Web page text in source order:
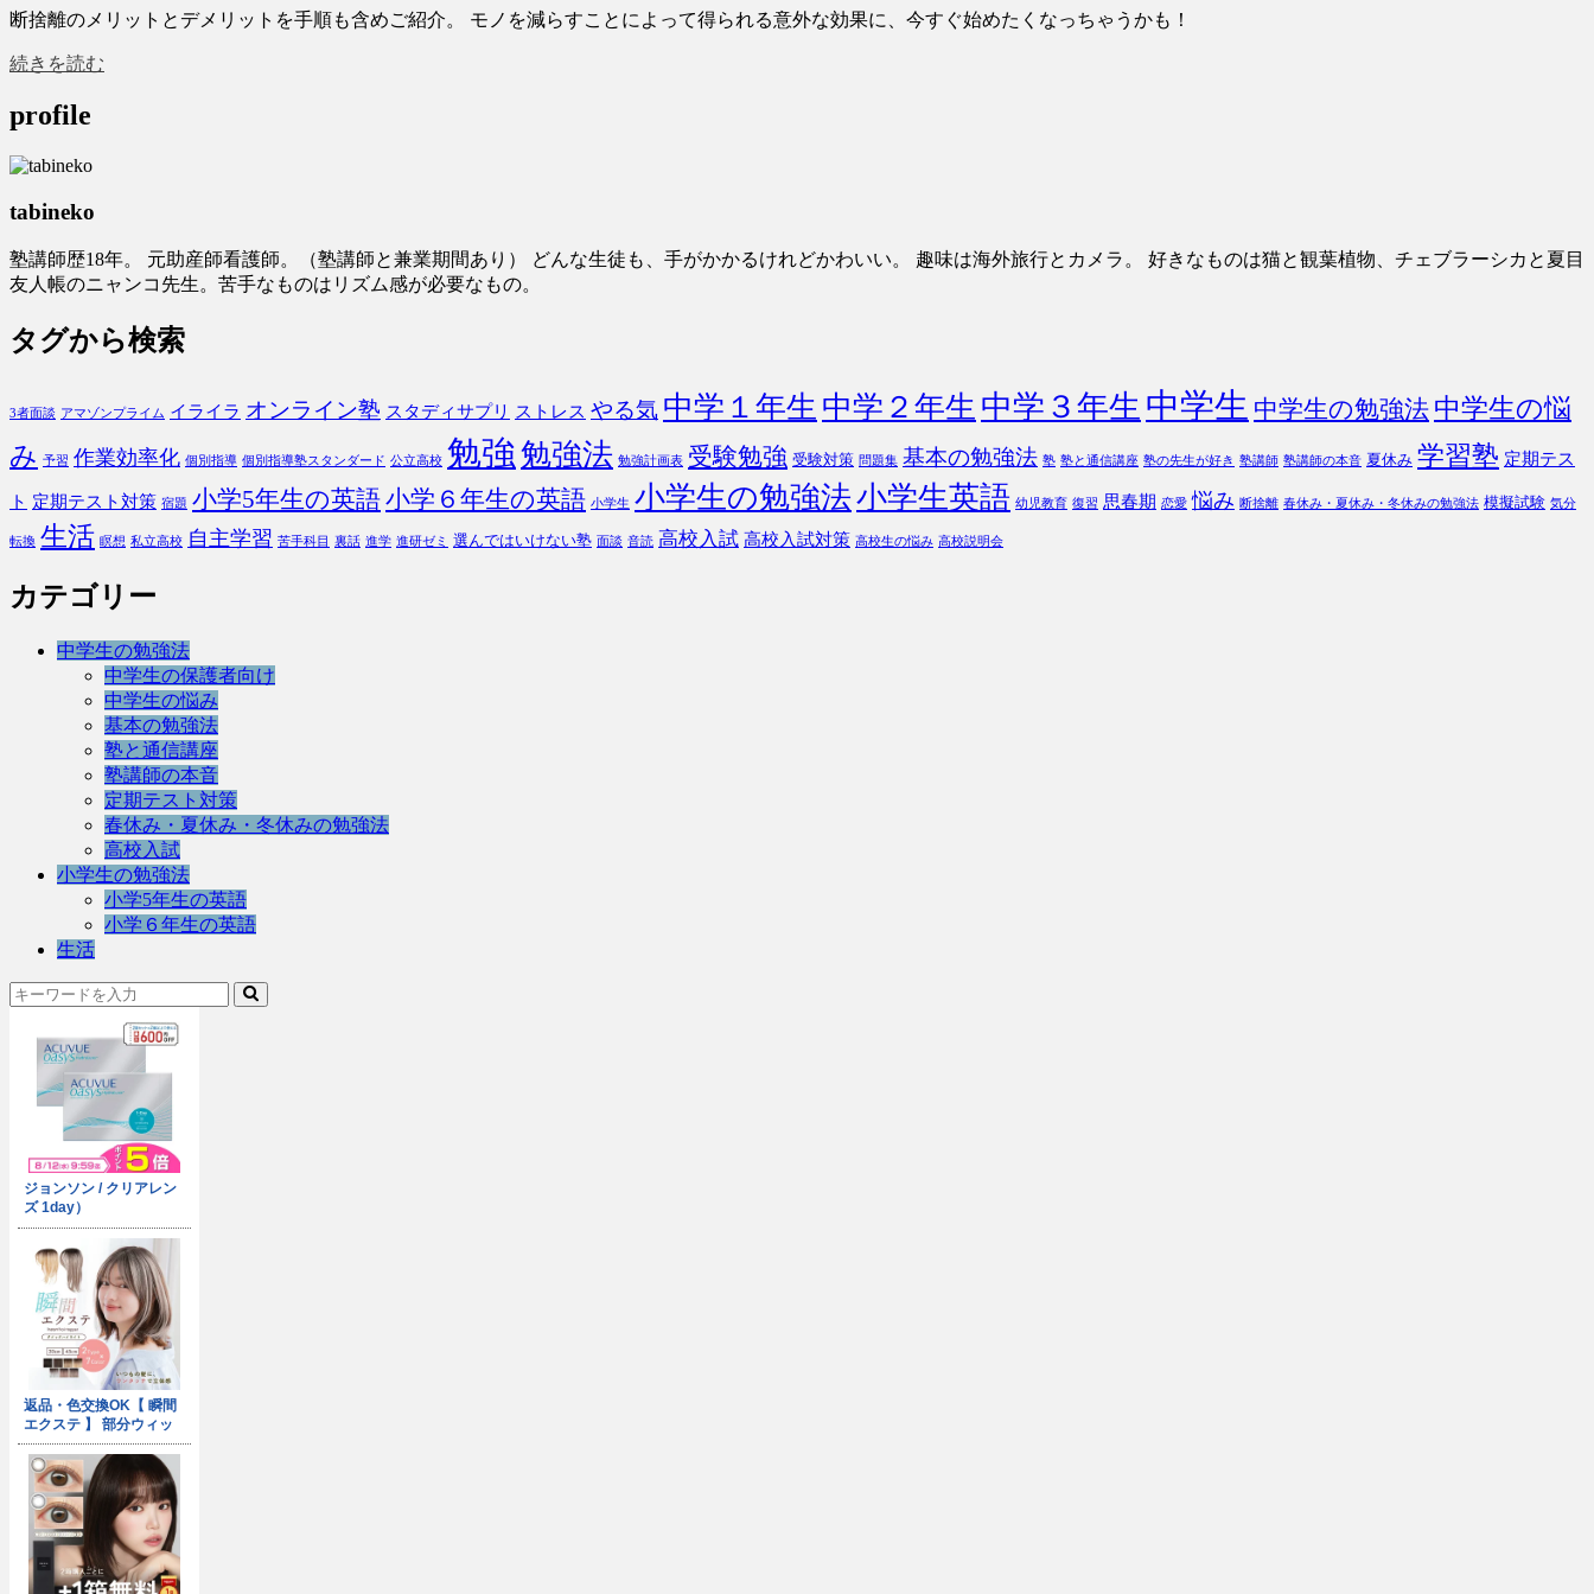
断捨離のメリットとデメリットを手順も含めご紹介。 モノを減らすことによって得られる意外な効果に、今すぐ始めたくなっちゃうかも！
続きを読む
profile
tabineko
塾講師歴18年。 元助産師看護師。（塾講師と兼業期間あり） どんな生徒も、手がかかるけれどかわいい。 趣味は海外旅行とカメラ。 好きなものは猫と観葉植物、チェブラーシカと夏目
友人帳のニャンコ先生。苦手なものはリズム感が必要なもの。
タグから検索
3者面談 アマゾンプライム イライラ オンライン塾 スタディサプリ ストレス やる気 中学１年生 中学２年生 中学３年生 中学生 中学生の勉強法 中学生の悩
み 予習 作業効率化 個別指導 個別指導塾スタンダード 公立高校 勉強勉強法 勉強計画表 受験勉強 受験対策 問題集 基本の勉強法 塾 塾と通信講座 塾の先生が好き 塾講師 塾講師の本音 夏休み 学習塾 定期テス
ト 定期テスト対策 宿題 小学5年生の英語小学６年生の英語 小学生 小学生の勉強法小学生英語 幼児教育 復習 思春期 恋愛 悩み 断捨離 春休み・夏休み・冬休みの勉強法 模擬試験 気分
転換 生活 瞑想 私立高校 自主学習 苦手科目 裏話 進学 進研ゼミ 選んではいけない塾 面談 音読 高校入試 高校入試対策 高校生の悩み 高校説明会
カテゴリー
中学生の勉強法
中学生の保護者向け
中学生の悩み
基本の勉強法
塾と通信講座
塾講師の本音
定期テスト対策
春休み・夏休み・冬休みの勉強法
高校入試
小学生の勉強法
小学5年生の英語
小学６年生の英語
生活